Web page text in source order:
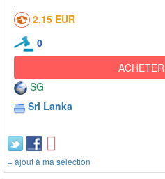
2,15 EUR
0
ACHETER
SG
Sri Lanka
+ ajout à ma sélection